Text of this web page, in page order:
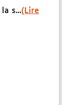
s...(Lire